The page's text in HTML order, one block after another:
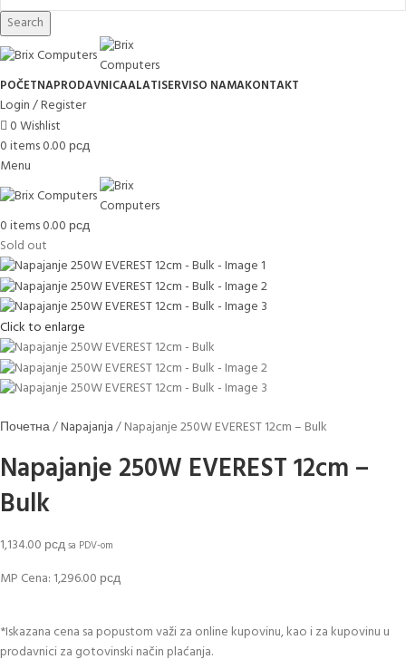
Search
POČETNAPRODAVNICAALATISERVISO NAMAKONTAKT
Login / Register
0Wishlist
0items0.00 рсд
Menu
0items0.00 рсд
Sold out
Click to enlarge
Почетна Napajanja Napajanje 250W EVEREST 12cm – Bulk
Napajanje 250W EVEREST 12cm –
Bulk
1,134.00 рсдsa PDV-om
MP Cena: 1,296.00 рсд
*Iskazana cena sa popustom važi za online kupovinu, kao i za kupovinu u
prodavnici za gotovinski način plaćanja.